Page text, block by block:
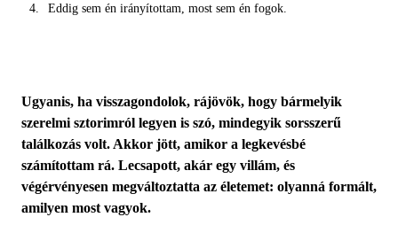
Eddig sem én irányítottam, most sem én fogok.
Ugyanis, ha visszagondolok, rájövök, hogy bármelyik
szerelmi sztorimról legyen is szó, mindegyik sorsszerű
találkozás volt. Akkor jött, amikor a legkevésbé
számítottam rá. Lecsapott, akár egy villám, és
végérvényesen megváltoztatta az életemet: olyanná formált,
amilyen most vagyok.